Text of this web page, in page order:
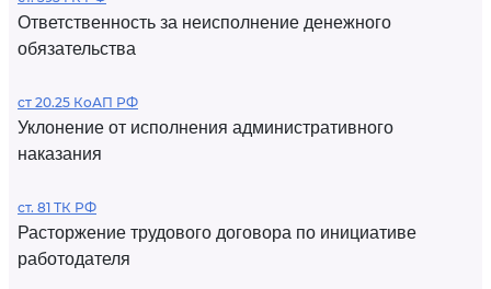
Ответственность за неисполнение денежного
обязательства
ст 20.25 КоАП РФ
Уклонение от исполнения административного
наказания
ст. 81 ТК РФ
Расторжение трудового договора по инициативе
работодателя